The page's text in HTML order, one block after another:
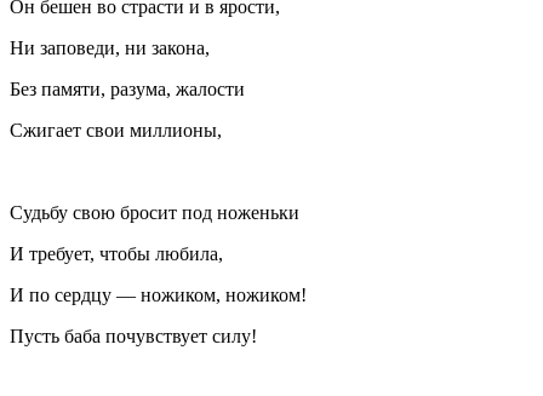
Он бешен во страсти и в ярости,
Ни заповеди, ни закона,
Без памяти, разума, жалости
Сжигает свои миллионы,
Судьбу свою бросит под ноженьки
И требует, чтобы любила,
И по сердцу — ножиком, ножиком!
Пусть баба почувствует силу!